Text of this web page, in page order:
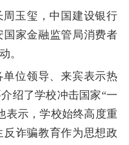
玉玺，中国建设银行
家金融监管局消费者
。
位领导、来宾表示热
绍了学校冲击国家“一
表示，学校始终高度重
诈骗教育作为思想政